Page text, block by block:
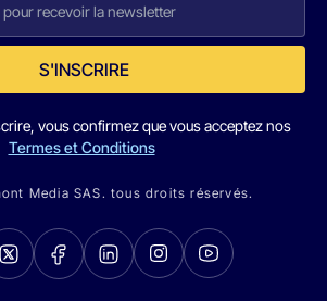
S'INSCRIRE
vous confirmez que vous acceptez nos
Termes et Conditions
Media SAS. tous droits réservés.